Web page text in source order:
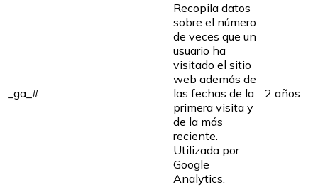
_ga_#
Recopila datos
sobre el número
de veces que un
usuario ha
visitado el sitio
web además de
las fechas de la
primera visita y
de la más
reciente.
Utilizada por
Google
Analytics.
2 años